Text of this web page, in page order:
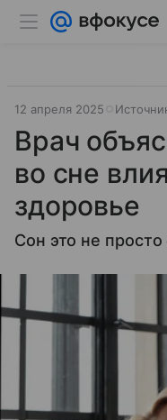
12 апреля 2025
Врач
во сне
здоровье
Сон это не